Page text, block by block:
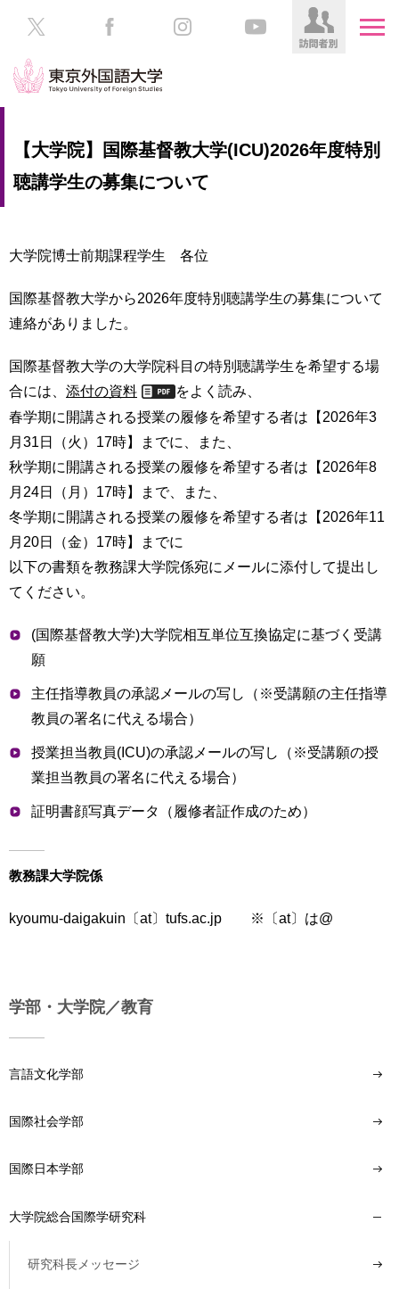
大
部・
大
学
／
教
育
研
究
社
連
携
試
合
せ
ア
ク
イ
ッ
験
生
の
在
生
の
方
保
護
者
の
方
卒
生
の
方
地
方
職
用
【大学院】国際基督教大学(ICU)2026年度特別
聴講学生の募集について
大学院博士前期課程学生 各位
国際基督教大学から2026年度特別聴講学生の募集について
連絡がありました。
国際基督教大学の大学院科目の特別聴講学生を希望する場
合には、 添付の資料
をよく読み、
春学期に開講される授業の履修を希望する者は【2026年3
月31日（火）17時】までに、また、
秋学期に開講される授業の履修を希望する者は【2026年8
月24日（月）17時】まで、また、
冬学期に開講される授業の履修を希望する者は【2026年11
月20日（金）17時】までに
以下の書類を教務課大学院係宛にメールに添付して提出し
てください。
(国際基督教大学)大学院相互単位互換協定に基づく受講
願
主任指導教員の承認メールの写し（※受講願の主任指導
教員の署名に代える場合）
授業担当教員(ICU)の承認メールの写し（※受講願の授
業担当教員の署名に代える場合）
証明書顔写真データ（履修者証作成のため）
教務課大学院係
kyoumu-daigakuin〔at〕tufs.ac.jp ※〔at〕は@
学部・大学院／教育
言語文化学部
国際社会学部
国際日本学部
大学院総合国際学研究科
研究科長メッセージ